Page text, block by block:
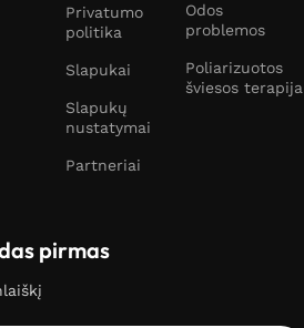
Privatumo
politika
Slapukai
Slapukų
nustatymai
Partneriai
Odos
problemos
Poliarizuotos
šviesos terapija
pirmas